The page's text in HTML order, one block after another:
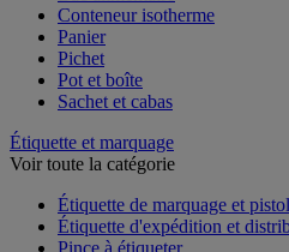
Bac alimentaire
Conteneur isotherme
Panier
Pichet
Pot et boîte
Étiquette et marquage
Étiquette de marquage et
Étiquette d'expédition et